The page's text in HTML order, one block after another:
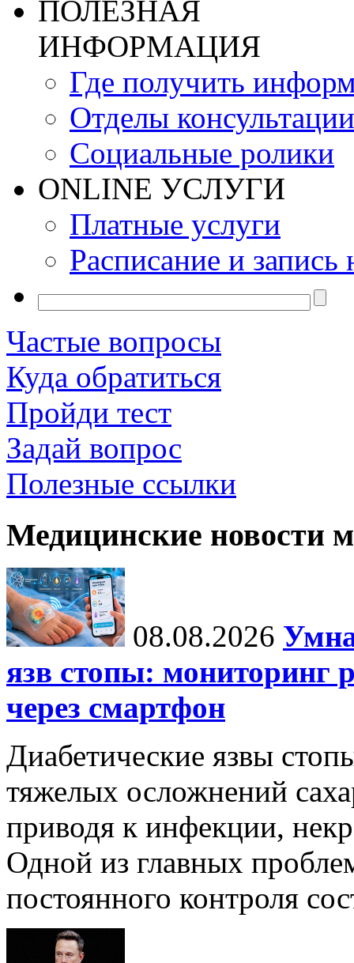
ПОЛЕЗНАЯ
ИНФОРМАЦИЯ
Где получить
Отделы консультации
Социальные ролики
ONLINE УСЛУГИ
Платные услуги
Расписание и запись
Частые вопросы
Куда обратиться
Пройди тест
Задай вопрос
Полезные ссылки
Медицинские новости
08.08.2026
язв стопы: мониторинг
через смартфон
Диабетические язвы
тяжелых осложнений
приводя к инфекции,
Одной из главных
постоянного контроля